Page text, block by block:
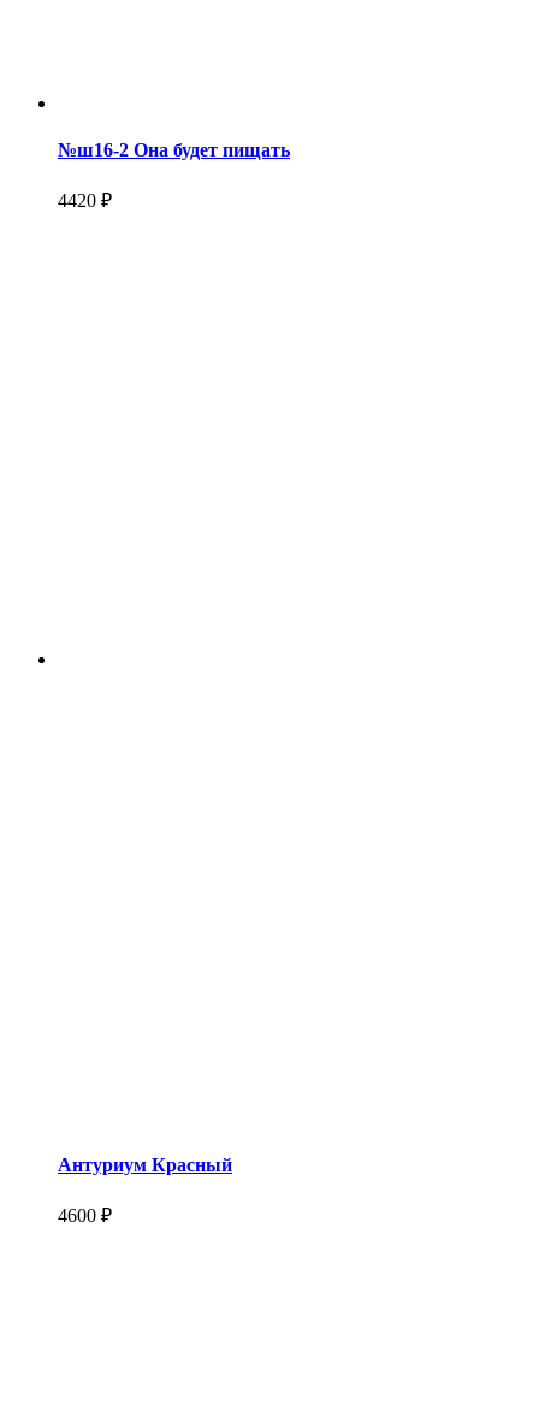
№ш16-2 Она будет пищать
4420 ₽
Антуриум Красный
4600 ₽